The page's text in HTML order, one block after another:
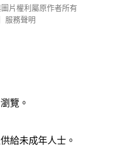
片權利屬原作者所有
服務聲明
覽。
給未成年人士。